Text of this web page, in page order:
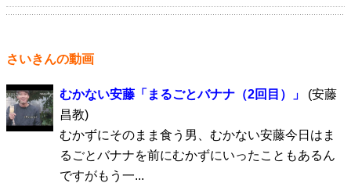
さいきんの動画
むかない安藤「まるごとバナナ（2回目）」 (安藤
昌教)
むかずにそのまま食う男、むかない安藤今日はま
るごとバナナを前にむかずにいったこともあるん
ですがもう一...